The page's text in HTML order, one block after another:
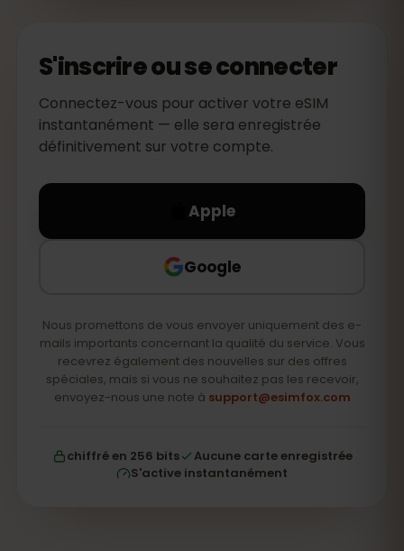
S'inscrire ou se connecter
Connectez-vous pour activer votre eSIM
instantanément — elle sera enregistrée
définitivement sur votre compte.
Apple
Google
Nous promettons de vous envoyer uniquement des e-
mails importants concernant la qualité du service. Vous
recevrez également des nouvelles sur des offres
spéciales, mais si vous ne souhaitez pas les recevoir,
envoyez-nous une note à support@esimfox.com
chiffré en 256 bits
Aucune carte enregistrée
S'active instantanément